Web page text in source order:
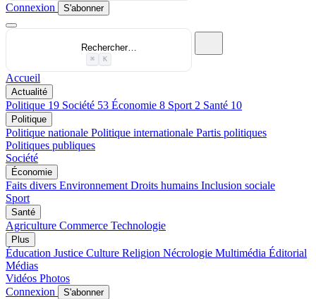
Connexion S'abonner
Rechercher…
⌘ K
Accueil
Actualité
Politique 19 Société 53 Économie 8 Sport 2 Santé 10
Politique
Politique nationale Politique internationale Partis politiques
Politiques publiques
Société
Économie
Faits divers Environnement Droits humains Inclusion sociale
Sport
Santé
Agriculture Commerce Technologie
Plus
Éducation Justice Culture Religion Nécrologie Multimédia Éditorial
Médias
Vidéos Photos
Connexion
S'abonner